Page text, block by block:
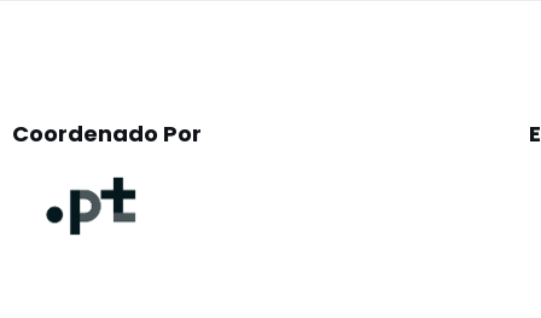
Coordenado Por